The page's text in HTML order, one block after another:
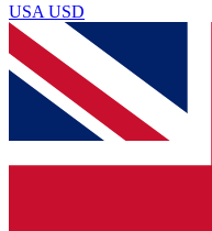
USA USD